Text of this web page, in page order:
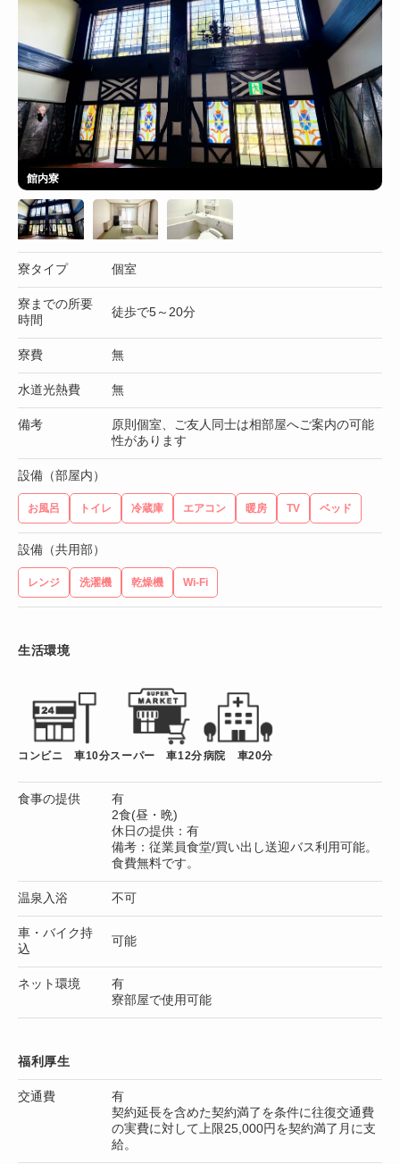
館内寮
寮タイプ 個室
寮までの所要
時間
徒歩で5～20分
寮費 無
水道光熱費 無
備考
原則個室、ご友人同士は相部屋へご案内の可能
性があります
設備（部屋内）
お風呂 トイレ 冷蔵庫 エアコン 暖房 TV ベッド
設備（共用部）
レンジ 洗濯機 乾燥機 Wi-Fi
生活環境
コンビニ 車10分スーパー 車12分病院 車20分
食事の提供
有
2食(昼・晩)
休日の提供：有
備考：従業員食堂/買い出し送迎バス利用可能。
食費無料です。
温泉入浴 不可
車・バイク持
込
可能
ネット環境
有
寮部屋で使用可能
福利厚生
交通費
有
契約延長を含めた契約満了を条件に往復交通費
の実費に対して上限25,000円を契約満了月に支
給。